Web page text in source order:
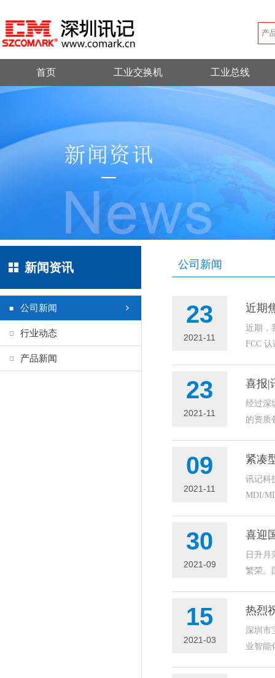
首页 工业交换机 工业总线
新闻资讯
公司新闻
行业动态
产品新闻
公司新闻
23
2021-11
近期
近期，
FCC
23
2021-11
喜报|
经过深
的资质
09
2021-11
紧凑
讯记科
MDI/
30
2021-09
喜迎
日升月
繁荣。
15
2021-03
热烈
深圳市
业智能